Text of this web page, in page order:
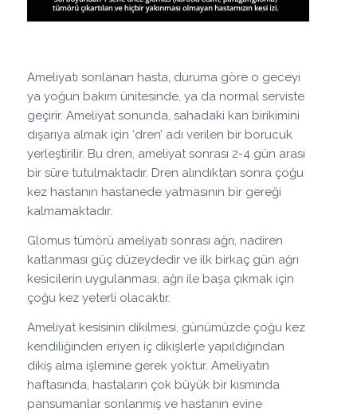
Ameliyatı sonlanan hasta, duruma göre o geceyi
ya yoğun bakım ünitesinde, ya da normal serviste
geçirir. Ameliyat sonunda, sahadaki kan birikimini
dışarıya almak için ‘dren’ adı verilen bir borucuk
yerleştirilir. Bu dren, ameliyat sonrası 2-4 gün arası
bir süre tutulmaktadır. Dren alındıktan sonra çoğu
kez hastanın hastanede yatmasının bir gereği
kalmamaktadır.
Glomus tümörü ameliyatı sonrası ağrı, nadiren
katlanması güç düzeydedir ve ilk birkaç gün ağrı
kesicilerin uygulanması, ağrı ile başa çıkmak için
çoğu kez yeterli olacaktır.
Ameliyat kesisinin dikilmesi, günümüzde çoğu kez
kendiliğinden eriyen iç dikişlerle yapıldığından
dikiş alma işlemine gerek yoktur. Ameliyatın
haftasında, hastaların çok büyük bir kısmında
pansumanlar sonlanmış ve hastanın evine